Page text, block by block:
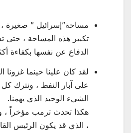
مساحة”إسرائيل ” صغيرة
تكبير هذه المساحة ، حتى
الدفاع عن نفسها بكفاءة
لقد كان علينا حينما غزونا
على آبار النفط ، ونترك
الشيء الوحيد الذي يهمنا.
هكذا تحدث ترمب مؤخراً ،
، الذي قد يكون الرئيس